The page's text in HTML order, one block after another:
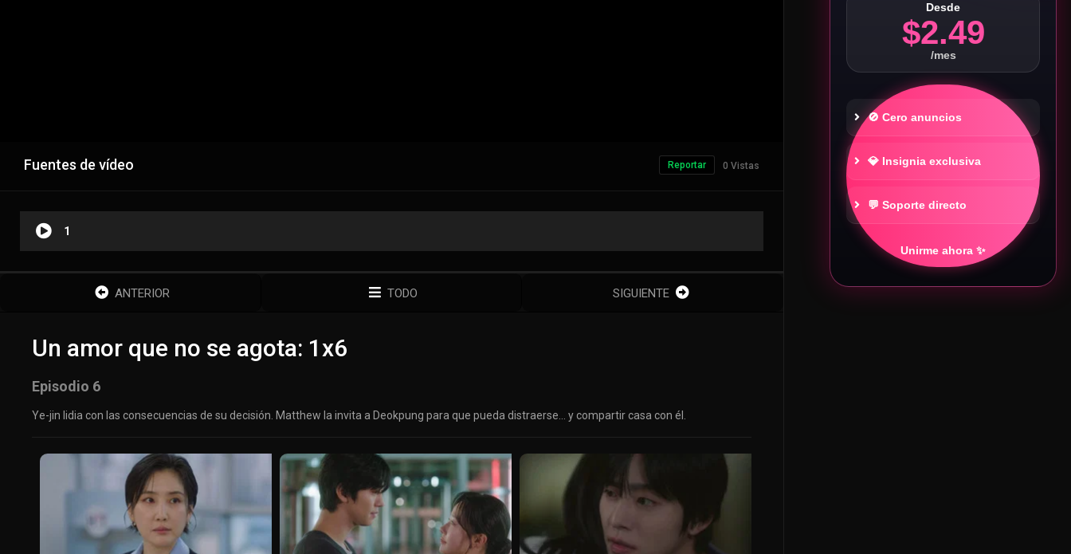
Fuentes de vídeo 0 Vistas
Reportar
1
ANTERIOR TODO SIGUIENTE
Un amor que no se agota: 1x6
Episodio 6
Ye-jin lidia con las consecuencias de su decisión. Matthew la invita a Deokpung para que pueda distraerse… y compartir casa con él.
Desde
$2.49
/mes
🚫 Cero anuncios
💎 Insignia exclusiva
💬 Soporte directo
Unirme ahora ✨